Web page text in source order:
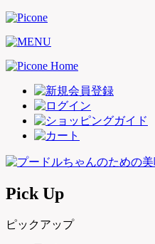
Pick Up
ピックアップ